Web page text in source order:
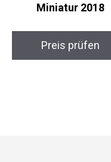
Miniatur 2018
Preis prüfen